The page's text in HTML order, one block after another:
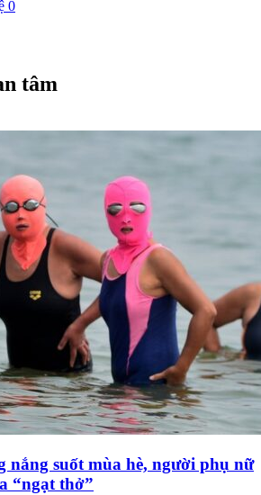
0
tâm
nắng suốt mùa hè, người phụ nữ
“ngạt thở”